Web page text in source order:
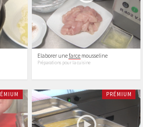
Elaborer unefarce mousseline
Préparations pour la cuisine
PRÉMIUM